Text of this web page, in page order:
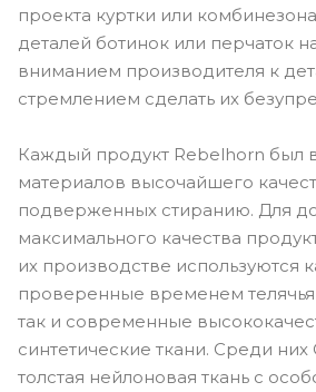
проекта куртки или
деталей ботинок или перчаток
вниманием производителя к
стремлением сделать их
Каждый продукт Rebelhorn был
материалов высочайшего
подверженных стиранию. Для
максимального качества
их производстве используются
проверенные временем телячья
так и современные
синтетические ткани. Среди
толстая нейлоновая ткань с